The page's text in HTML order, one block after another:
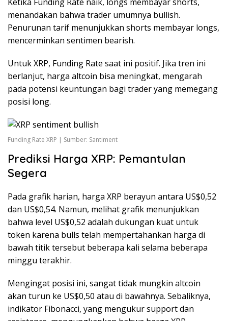
menandakan bahwa trader umumnya bullish.
Penurunan tarif menunjukkan shorts membayar longs,
mencerminkan sentimen bearish.
Untuk XRP, Funding Rate saat ini positif. Jika tren ini
berlanjut, harga altcoin bisa meningkat, mengarah
pada potensi keuntungan bagi trader yang memegang
posisi long.
Funding Rate XRP | Sumber: Santiment
Prediksi Harga XRP: Pemantulan
Segera
Pada grafik harian, harga XRP berayun antara US$0,52
dan US$0,54. Namun, melihat grafik menunjukkan
bahwa level US$0,52 adalah dukungan kuat untuk
token karena bulls telah mempertahankan harga di
bawah titik tersebut beberapa kali selama beberapa
minggu terakhir.
Mengingat posisi ini, sangat tidak mungkin altcoin
akan turun ke US$0,50 atau di bawahnya. Sebaliknya,
indikator Fibonacci, yang mengukur support dan